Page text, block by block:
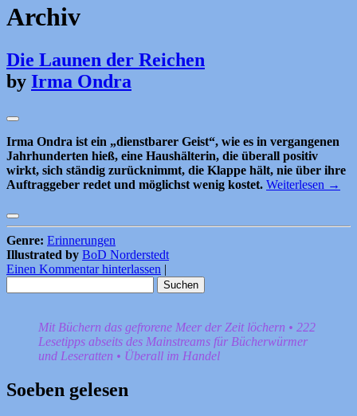
Archiv
Die Launen der Reichen
by Irma Ondra
Irma Ondra ist ein „dienstbarer Geist“, wie es in vergangenen
Jahrhunderten hieß, eine Haushälterin, die überall positiv
wirkt, sich ständig zurücknimmt, die Klappe hält, nie über ihre
Auftraggeber redet und möglichst wenig kostet. Weiterlesen →
Genre: Erinnerungen
Illustrated by BoD Norderstedt
Einen Kommentar hinterlassen
nach:
Mit Büchern das gefrorene Meer der Zeit löchern • 222
Lesetipps abseits des Mainstreams für Bücherwürmer
und Leseratten • Überall im Handel
Soeben gelesen